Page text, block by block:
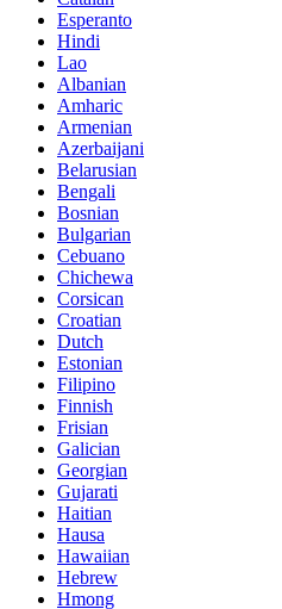
Esperanto
Hindi
Lao
Albanian
Amharic
Armenian
Azerbaijani
Belarusian
Bengali
Bosnian
Bulgarian
Cebuano
Chichewa
Corsican
Croatian
Dutch
Estonian
Filipino
Finnish
Frisian
Galician
Georgian
Gujarati
Haitian
Hausa
Hawaiian
Hebrew
Hmong